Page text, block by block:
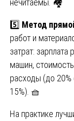
нечитаемы. 🏘️
5️⃣ Метод
работ и
затрат: зарплата
машин,
расходы (до
15%). 🧺
На практике